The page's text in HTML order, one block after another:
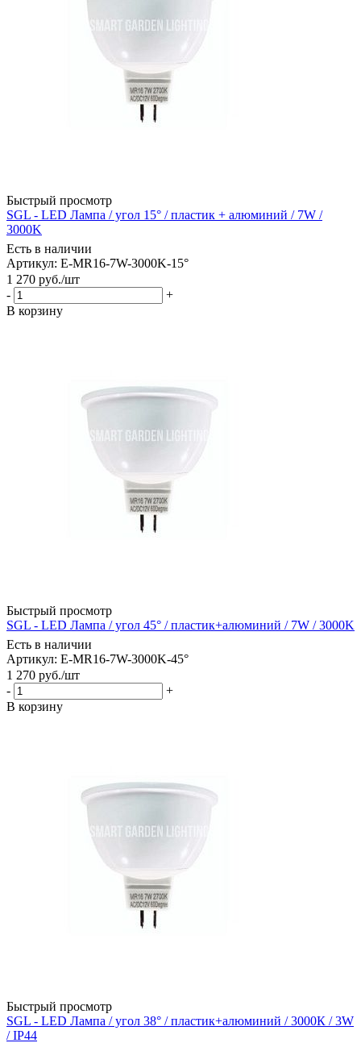
Быстрый просмотр
SGL - LED Лампа / угол 15° / пластик + алюминий / 7W /
3000K
Есть в наличии
Артикул: E-MR16-7W-3000K-15°
1 270 руб./шт
-
+
В корзину
Быстрый просмотр
SGL - LED Лампа / угол 45° / пластик+алюминий / 7W / 3000K
Есть в наличии
Артикул: E-MR16-7W-3000K-45°
1 270 руб./шт
-
+
В корзину
Быстрый просмотр
SGL - LED Лампа / угол 38° / пластик+алюминий / 3000К / 3W
/ IP44